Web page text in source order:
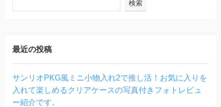
検索
最近の投稿
サンリオPKG風ミニ小物入れ2で推し活！お気に入りを
入れて楽しめるクリアケースの写真付きフォトレビュ
ー紹介です。